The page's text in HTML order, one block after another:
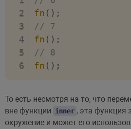
fn ( ) ;
// 7
fn ( ) ;
// 8
fn ( ) ;
То есть несмотря на то, что
вне функции
inner , эта функция
окружение и может его